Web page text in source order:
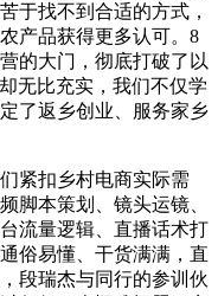
于找不到合适的方式，
产品获得更多认可。8
的大门，彻底打破了以
无比充实，我们不仅学
了返乡创业、服务家乡
紧扣乡村电商实际需
脚本策划、镜头运镜、
流量逻辑、直播话术打
俗易懂、干货满满，直
段瑞杰与同行的参训伙